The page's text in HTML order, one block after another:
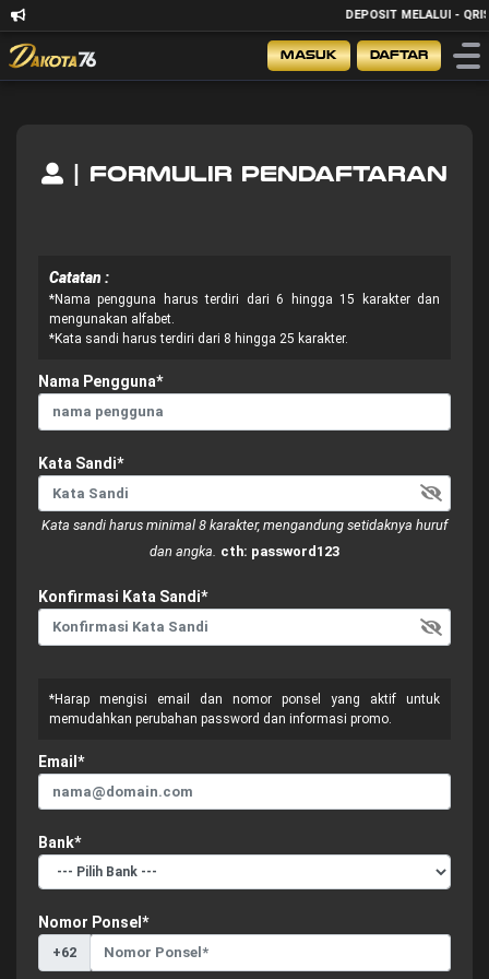
DEPOSIT MELALUI -
Masuk Daftar
| Formulir Pendaftaran
Catatan :
*Nama pengguna harus terdiri dari 6 hingga 15 karakter dan
mengunakan alfabet.
*Kata sandi harus terdiri dari 8 hingga 25 karakter.
Nama Pengguna*
Kata Sandi*
Kata sandi harus minimal 8 karakter, mengandung setidaknya huruf
dan angka. cth: password123
Konfirmasi Kata Sandi*
*Harap mengisi email dan nomor ponsel yang aktif untuk
memudahkan perubahan password dan informasi promo.
Email*
Bank*
Nomor Ponsel*
+62